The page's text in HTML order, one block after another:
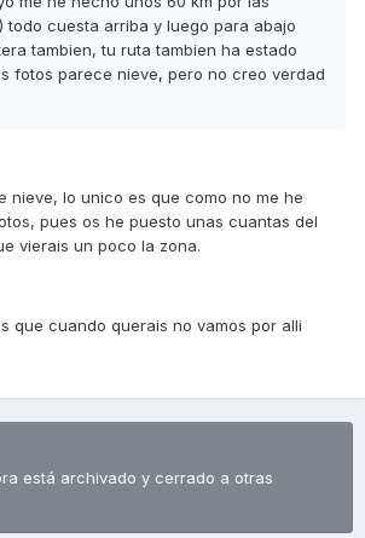
todo cuesta arriba y luego para abajo
tambien, tu ruta tambien ha estado
fotos parece nieve, pero no creo verdad
nieve, lo unico es que como no me he
pues os he puesto unas cuantas del
vierais un poco la zona.
que cuando querais no vamos por alli
está archivado y cerrado a otras